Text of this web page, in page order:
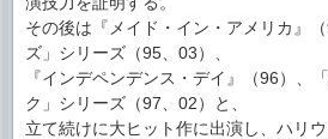
その後は『メイド・イン・アメリカ』
ズ」シリーズ（95、03）、
『インデペンデンス・デイ』（96）、
ク」シリーズ（97、02）と、
立て続けに大ヒット作に出演し、ハリ